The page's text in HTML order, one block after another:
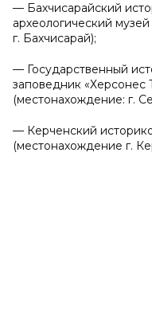
— Бахчисарайский
археологический
г. Бахчисарай);
— Государственный
заповедник «Херсонес
(местонахождение: г.
— Керченский
(местонахождение г.